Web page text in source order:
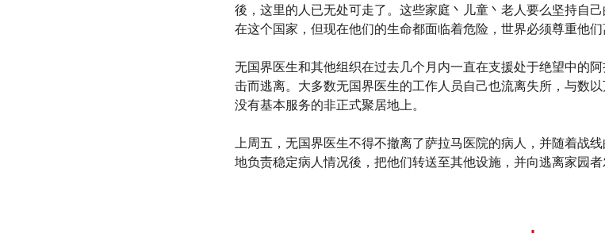
後，这里的人已无处可走了。这些家庭丶儿童丶老人要么坚持自
在这个国家，但现在他们的生命都面临着危险，世界必须尊重他
无国界医生和其他组织在过去几个月内一直在支援处于绝望中的
击而逃离。大多数无国界医生的工作人员自己也流离失所，与数
没有基本服务的非正式聚居地上。
上周五，无国界医生不得不撤离了萨拉马医院的病人，并随着战
地负责稳定病人情况後，把他们转送至其他设施，并向逃离家园者